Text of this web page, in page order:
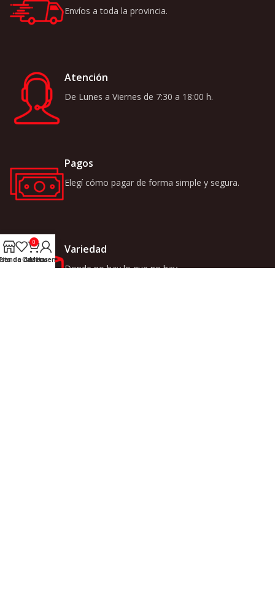
Envíos a toda la provincia.
Atención
De Lunes a Viernes de 7:30 a 18:00 h.
Pagos
Elegí cómo pagar de forma simple y segura.
Variedad
Donde no hay lo que no hay.
de deseos
0
Carrito
Mi cuenta